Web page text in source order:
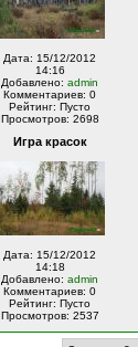
Дата: 15/12/2012
14:16
Добавлено: admin
Комментариев: 0
Рейтинг: Пусто
Просмотров: 2698
Игра красок
Дата: 15/12/2012
14:18
Добавлено: admin
Комментариев: 0
Рейтинг: Пусто
Просмотров: 2537